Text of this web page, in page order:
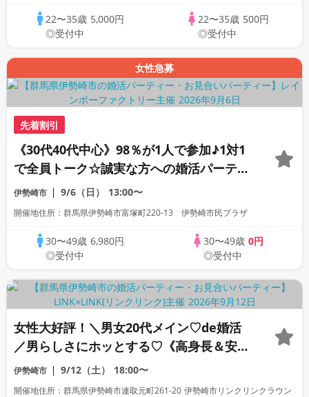
22〜35歳 5,000円
◎受付中
22〜35歳 500円
◎受付中
女性急募
先着割引
《30代40代中心》98％が1人で参加♪1対1
で全員トーク☆誠実な方への婚活パーティ
ー
伊勢崎市 9/6（日） 13:00〜
開催地住所：群馬県伊勢崎市富塚町220-13 伊勢崎市民プラザ
30〜49歳 6,980円
◎受付中
30〜49歳 0円
◎受付中
女性大好評！＼男女20代メイン♡de婚活
／男らしさにホッとする♡《高身長＆安定
収入》 ＆周囲に優しく穏やかなかた
伊勢崎市 9/12（土） 18:00〜
開催地住所：群馬県伊勢崎市連取元町261-20 伊勢崎市リンクリンクラウン